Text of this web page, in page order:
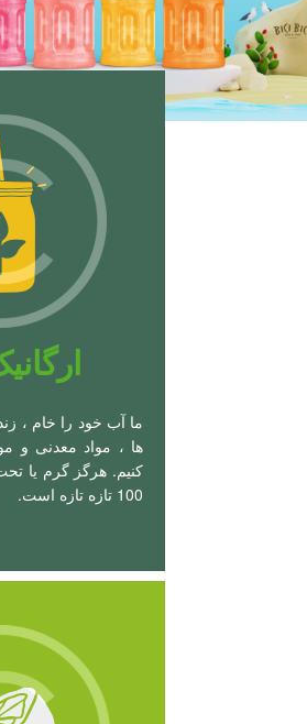
ما آب خود را خام ،
ها ، مواد معدنی و
کنیم. هرگز گرم یا
100 تازه تازه است.